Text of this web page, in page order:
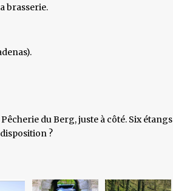
brasserie.
du Berg, juste à côté. Six étangs
?